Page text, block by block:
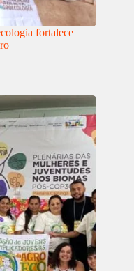
fortalece